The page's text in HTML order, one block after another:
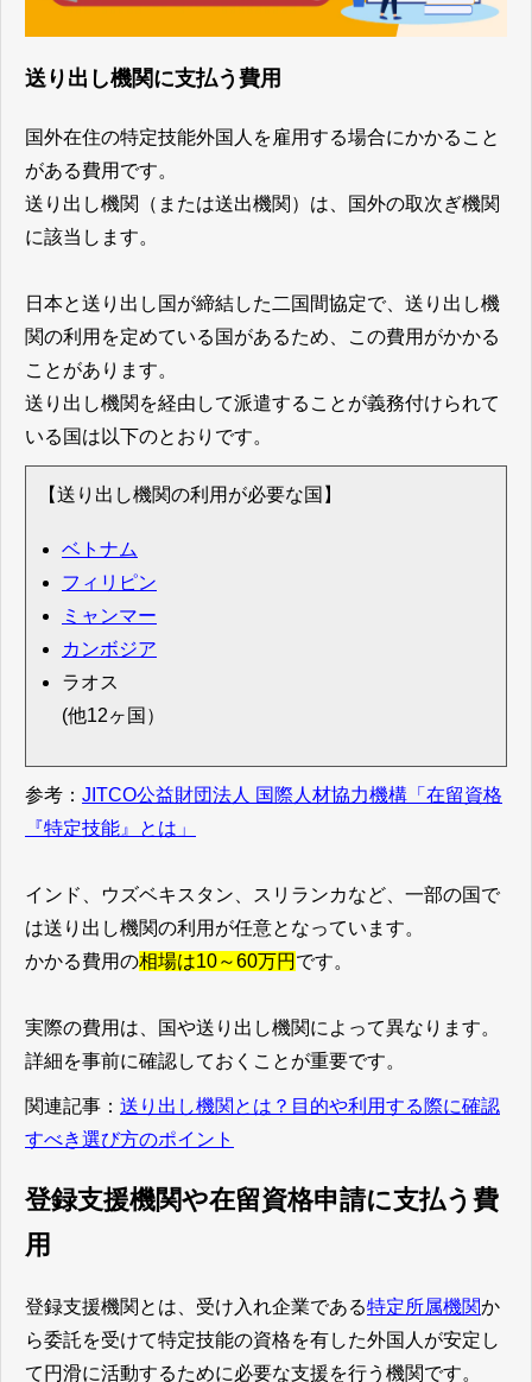
送り出し機関に支払う費用
国外在住の特定技能外国人を雇用する場合にかかること
がある費用です。
送り出し機関（または送出機関）は、国外の取次ぎ機関
に該当します。
日本と送り出し国が締結した二国間協定で、送り出し機
関の利用を定めている国があるため、この費用がかかる
ことがあります。
送り出し機関を経由して派遣することが義務付けられて
いる国は以下のとおりです。
【送り出し機関の利用が必要な国】
ベトナム
フィリピン
ミャンマー
カンボジア
ラオス
(他12ヶ国）
参考： JITCO公益財団法人 国際人材協力機構「在留資格
『特定技能』とは」
インド、ウズベキスタン、スリランカなど、一部の国で
は送り出し機関の利用が任意となっています。
かかる費用の相場は10～60万円 です。
実際の費用は、国や送り出し機関によって異なります。
詳細を事前に確認しておくことが重要です。
関連記事： 送り出し機関とは？目的や利用する際に確認
すべき選び方のポイント
登録支援機関や在留資格申請に支払う費
用‍
登録支援機関とは、受け入れ企業である特定所属機関か
ら委託を受けて特定技能の資格を有した外国人が安定し
て円滑に活動するために必要な支援を行う機関です。